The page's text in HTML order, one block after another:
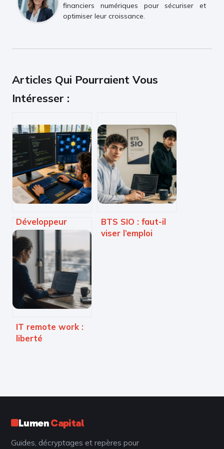
financiers numériques pour sécuriser et
optimiser leur croissance.
Articles Qui Pourraient Vous
Intéresser :
Développeur
Web3 : 6
langages clés
pour maîtriser la
décentralisation
et réussir votre
carrière
BTS SIO : faut-il
viser l’emploi
IT remote work :
liberté
LumenCapital
Guides, décryptages et repères pour